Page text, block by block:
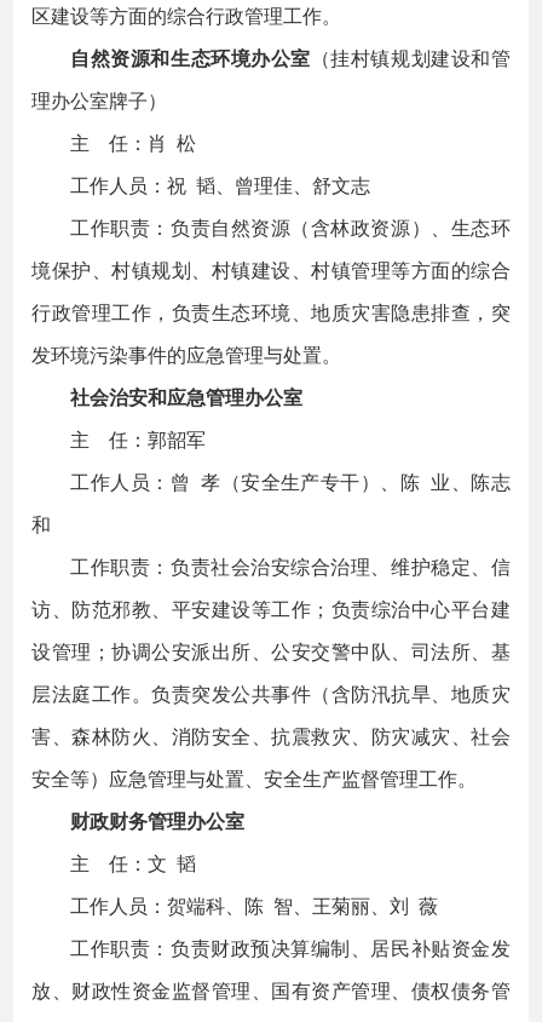
区建设等方面的综合行政管理工作。
自然资源和生态环境办公室 （挂村镇规划建设和管
理办公室牌子）
主 任：肖 松
工作人员：祝 韬、曾理佳、舒文志
工作职责：负责自然资源（含林政资源）、生态环
境保护、村镇规划、村镇建设、村镇管理等方面的综合
行政管理工作，负责生态环境、地质灾害隐患排查，突
发环境污染事件的应急管理与处置。
社会治安和应急管理办公室
主 任：郭韶军
工作人员：曾 孝（安全生产专干）、陈 业、陈志
和
工作职责：负责社会治安综合治理、维护稳定、信
访、防范邪教、平安建设等工作；负责综治中心平台建
设管理；协调公安派出所、公安交警中队、司法所、基
层法庭工作。负责突发公共事件（含防汛抗旱、地质灾
害、森林防火、消防安全、抗震救灾、防灾减灾、社会
安全等）应急管理与处置、安全生产监督管理工作。
财政财务管理办公室
主 任：文 韬
工作人员：贺端科、陈 智、王菊丽、刘 薇
工作职责：负责财政预决算编制、居民补贴资金发
放、财政性资金监督管理、国有资产管理、债权债务管